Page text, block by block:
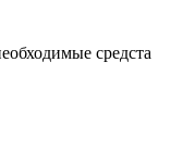
средста